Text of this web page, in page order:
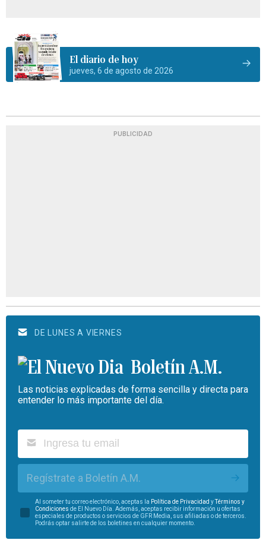
El diario de hoy
jueves, 6 de agosto de 2026
PUBLICIDAD
DE LUNES A VIERNES
Boletín A.M.
Las noticias explicadas de forma sencilla y directa para
entender lo más importante del día.
Regístrate a Boletín A.M.
Al someter tu correo electrónico, aceptas la Política de Privacidad yTérminos y
Condiciones de El Nuevo Día. Además, aceptas recibir información u ofertas
especiales de productos o servicios de GFR Media, sus afiliadas o de terceros.
Podrás optar salirte de los boletines en cualquier momento.